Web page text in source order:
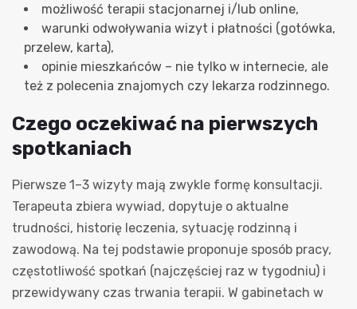
możliwość terapii stacjonarnej i/lub online,
warunki odwoływania wizyt i płatności (gotówka,
przelew, karta),
opinie mieszkańców – nie tylko w internecie, ale
też z polecenia znajomych czy lekarza rodzinnego.
Czego oczekiwać na pierwszych
spotkaniach
Pierwsze 1–3 wizyty mają zwykle formę konsultacji.
Terapeuta zbiera wywiad, dopytuje o aktualne
trudności, historię leczenia, sytuację rodzinną i
zawodową. Na tej podstawie proponuje sposób pracy,
częstotliwość spotkań (najczęściej raz w tygodniu) i
przewidywany czas trwania terapii. W gabinetach w